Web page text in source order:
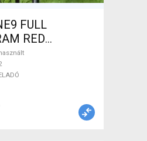
FULL
RED
használt